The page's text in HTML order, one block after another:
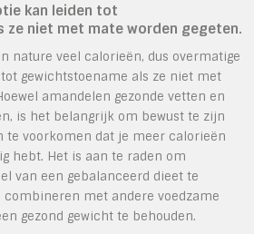
kan leiden tot
ze niet met mate worden gegeten.
nature veel calorieën, dus overmatige
gewichtstoename als ze niet met
amandelen gezonde vetten en
is het belangrijk om bewust te zijn
te voorkomen dat je meer calorieën
hebt. Het is aan te raden om
van een gebalanceerd dieet te
combineren met andere voedzame
gezond gewicht te behouden.